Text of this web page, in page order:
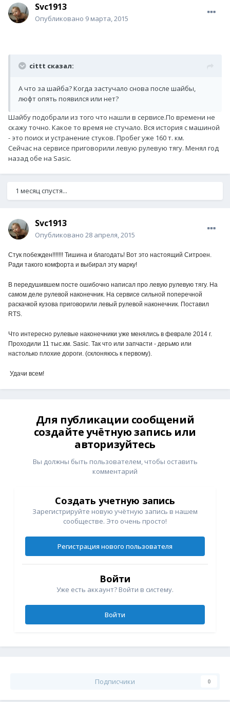
Svc1913
Опубликовано 9 марта, 2015
cittt сказал:
А что за шайба? Когда застучало снова после шайбы,
люфт опять появился или нет?
Шайбу подобрали из того что нашли в сервисе.По времени не
скажу точно. Какое то время не стучало. Вся история с машиной
- это поиск и устранение стуков. Пробег уже 160 т. км.
Сейчас на сервисе приговорили левую рулевую тягу. Менял год
назад обе на Sasic.
1 месяц спустя...
Svc1913
Опубликовано 28 апреля, 2015
Стук побежден!!!!!!! Тишина и благодать! Вот это настоящий Ситроен.
Ради такого комфорта и выбирал эту марку!
В передушившем посте ошибочно написал про левую рулевую тягу. На
самом деле рулевой наконечник. На сервисе сильной поперечной
раскачкой кузова приговорили левый рулевой наконечник. Поставил
RTS.
Что интересно рулевые наконечники уже менялись в феврале 2014 г.
Проходили 11 тыс.км. Sasic. Так что или запчасти - дерьмо или
настолько плохие дороги. (склоняюсь к первому).
Удачи всем!
Для публикации сообщений
создайте учётную запись или
авторизуйтесь
Вы должны быть пользователем, чтобы оставить
комментарий
Создать учетную запись
Зарегистрируйте новую учётную запись в нашем
сообществе. Это очень просто!
Регистрация нового пользователя
Войти
Уже есть аккаунт? Войти в систему.
Войти
Подписчики 0